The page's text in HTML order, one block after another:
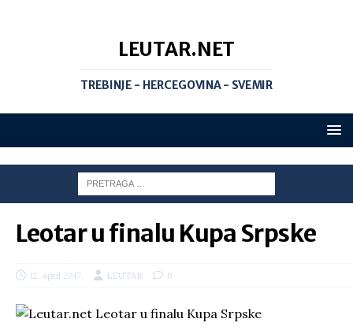
LEUTAR.NET
TREBINJE - HERCEGOVINA - SVEMIR
Leotar u finalu Kupa Srpske
12. april 2017. LEUTAR 0